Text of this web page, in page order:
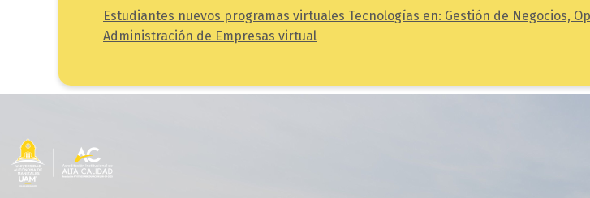
Estudiantes nuevos programas virtuales Tecnologías en: Gestión de Negocios,
Administración de Empresas virtual